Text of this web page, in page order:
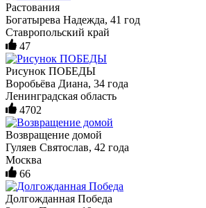
Растования
Богатырева Надежда, 41 год
Ставропольский край
47
Рисунок ПОБЕДЫ
Воробьёва Диана, 34 года
Ленинградская область
4702
Возвращение домой
Гуляев Святослав, 42 года
Москва
66
Долгожданная Победа